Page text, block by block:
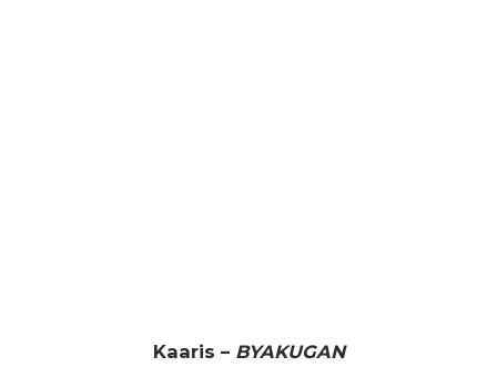
Kaaris – BYAKUGAN